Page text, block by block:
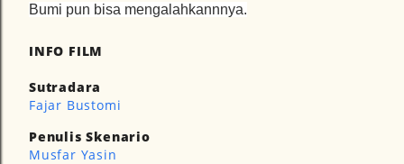
Bumi pun bisa mengalahkannnya.
INFO FILM
Sutradara
Fajar Bustomi
Penulis Skenario
Musfar Yasin